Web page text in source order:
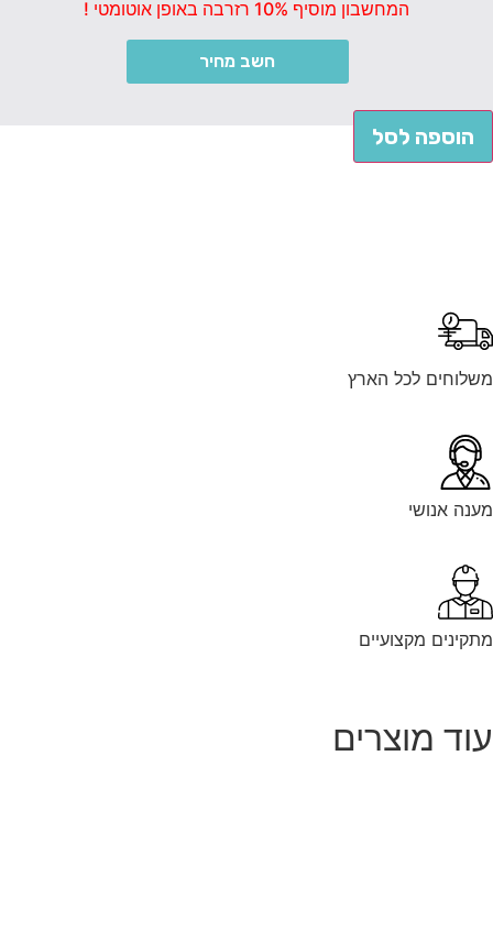
המחשבון מוסיף 10% רזרבה באופן אוטומטי !
חשב מחיר
הוספה לסל
לכל הארץ
אנושי
מקצועיים
מוצרים